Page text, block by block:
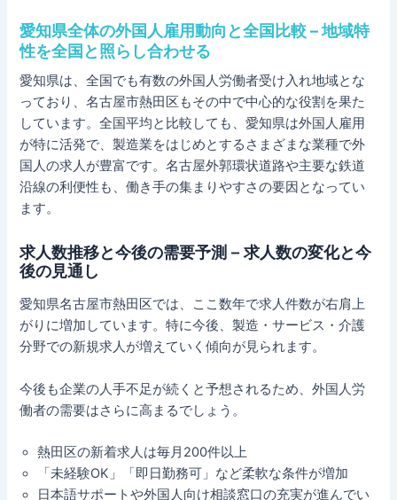
愛知県全体の外国人雇用動向と全国比較 – 地域特
性を全国と照らし合わせる
愛知県は、全国でも有数の外国人労働者受け入れ地域とな
っており、名古屋市熱田区もその中で中心的な役割を果た
しています。全国平均と比較しても、愛知県は外国人雇用
が特に活発で、製造業をはじめとするさまざまな業種で外
国人の求人が豊富です。名古屋外郭環状道路や主要な鉄道
沿線の利便性も、働き手の集まりやすさの要因となってい
ます。
求人数推移と今後の需要予測 – 求人数の変化と今
後の見通し
愛知県名古屋市熱田区では、ここ数年で求人件数が右肩上
がりに増加しています。特に今後、製造・サービス・介護
分野での新規求人が増えていく傾向が見られます。
今後も企業の人手不足が続くと予想されるため、外国人労
働者の需要はさらに高まるでしょう。
熱田区の新着求人は毎月200件以上
「未経験OK」「即日勤務可」など柔軟な条件が増加
日本語サポートや外国人向け相談窓口の充実が進んでい